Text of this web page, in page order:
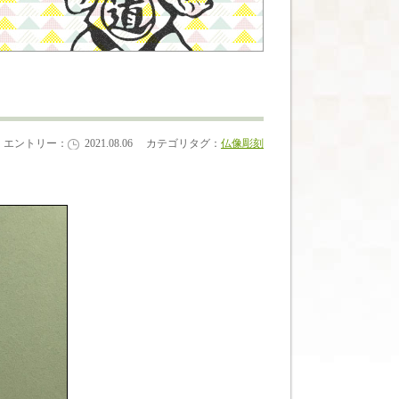
エントリー： 2021.08.06 カテゴリタグ： 仏像彫刻